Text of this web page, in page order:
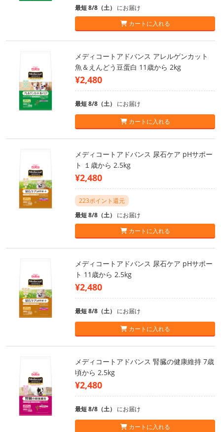
最短 8/8（土） にお届け
カートに入れる
メディコートアドバンス アレルゲンカット
魚＆えんどう豆蛋白 11歳から 2kg
¥2,480
最短 8/8（土） にお届け
カートに入れる
メディコートアドバンス 尿石ケア pHサポー
ト １歳から 2.5kg
¥2,480
223ポイント還元
最短 8/8（土） にお届け
カートに入れる
メディコートアドバンス 尿石ケア pHサポー
ト 11歳から 2.5kg
¥2,480
最短 8/8（土） にお届け
カートに入れる
メディコートアドバンス 腎臓の健康維持 7歳
頃から 2.5kg
¥2,480
最短 8/8（土） にお届け
カートに入れる